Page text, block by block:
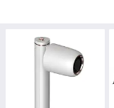
Купити фен
opensalon.com.ua.